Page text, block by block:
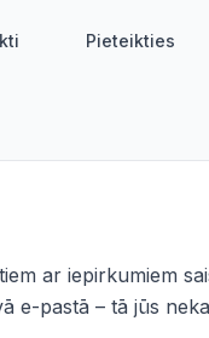
Pieteikties
ar iepirkumiem
e-pastā – tā jūs